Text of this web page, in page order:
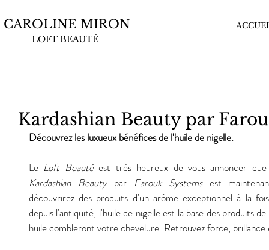
CAROLINE MIRON
LOFT BEAUTÉ
Kardashian Beauty par
Découvrez les luxueux bénéfices de l'huile de nigelle.
Le Loft Beauté est très heureux de vous annoncer
Kardashian Beauty par Farouk Systems est
découvrirez des produits d'un arôme exceptionnel à la
depuis l'antiquité, l'huile de nigelle est la base des produits
huile combleront votre chevelure. Retrouvez force,